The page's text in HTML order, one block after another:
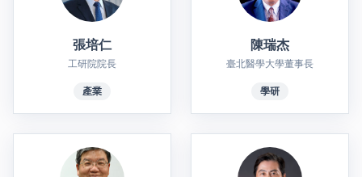
張培仁
工研院院長
產業
陳瑞杰
臺北醫學大學董事長
學研